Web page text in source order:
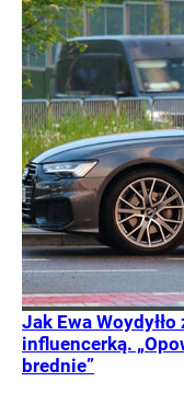
Jak Ewa
influencerką.
brednie”